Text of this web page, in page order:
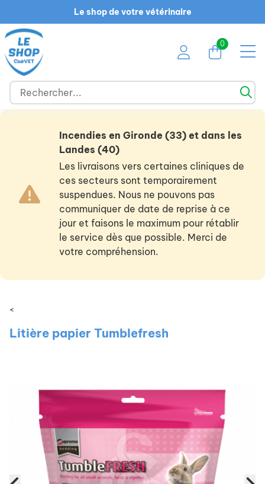
Le shop de votre vétérinaire
0
Incendies en Gironde (33) et dans les
Landes (40)
Les livraisons vers certaines cliniques de
ces secteurs sont temporairement
suspendues. Nous ne pouvons pas
communiquer de date de reprise à ce
jour et faisons le maximum pour rétablir
le service dès que possible. Merci de
votre compréhension.
<
Litière papier Tumblefresh